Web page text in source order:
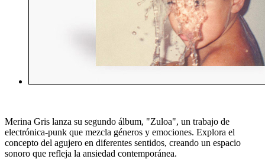
Merina Gris lanza su segundo álbum, "Zuloa", un trabajo de
electrónica-punk que mezcla géneros y emociones. Explora el
concepto del agujero en diferentes sentidos, creando un espacio
sonoro que refleja la ansiedad contemporánea.